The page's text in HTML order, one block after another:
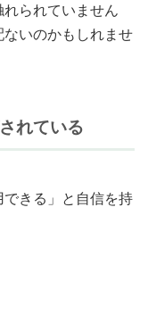
られていません
いのかもしれませ
れている
きる」と自信を持